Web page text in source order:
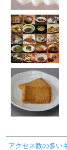
アクセス数の多い